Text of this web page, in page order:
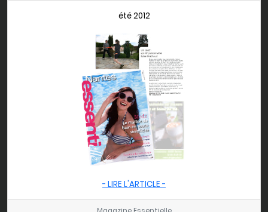
l'adopterez ! Allez je pars faire mes pompes !
Focus forme
été 2012
- LIRE L'ARTICLE -